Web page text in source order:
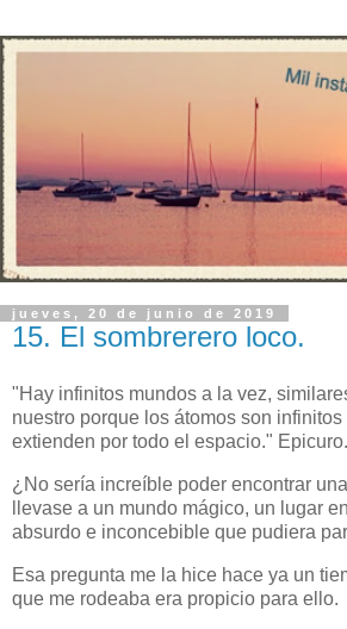
jueves, 20 de junio de 2019
15. El sombrerero loco.
"Hay infinitos mundos a la vez,
nuestro porque los átomos son
extienden por todo el espacio." Epicuro.
¿No sería increíble poder encontrar
llevase a un mundo mágico, un lugar
absurdo e inconcebible que pudiera
Esa pregunta me la hice hace ya un
que me rodeaba era propicio para ello.